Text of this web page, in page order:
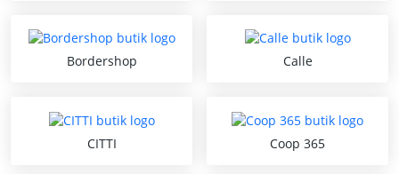
Bordershop Calle
CITTI Coop 365